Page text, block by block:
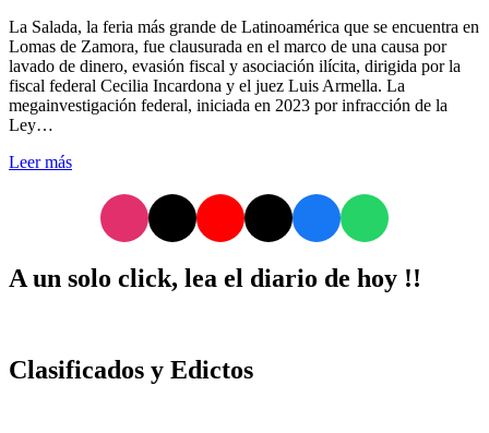
La Salada, la feria más grande de Latinoamérica que se encuentra en
Lomas de Zamora, fue clausurada en el marco de una causa por
lavado de dinero, evasión fiscal y asociación ilícita, dirigida por la
fiscal federal Cecilia Incardona y el juez Luis Armella. La
megainvestigación federal, iniciada en 2023 por infracción de la
Ley…
Leer más
A un solo click, lea el diario de hoy !!
Clasificados y Edictos